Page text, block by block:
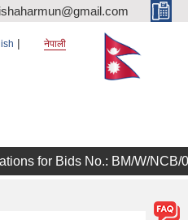
नेपाली
for Bids No.: BM/W/NCB/082/